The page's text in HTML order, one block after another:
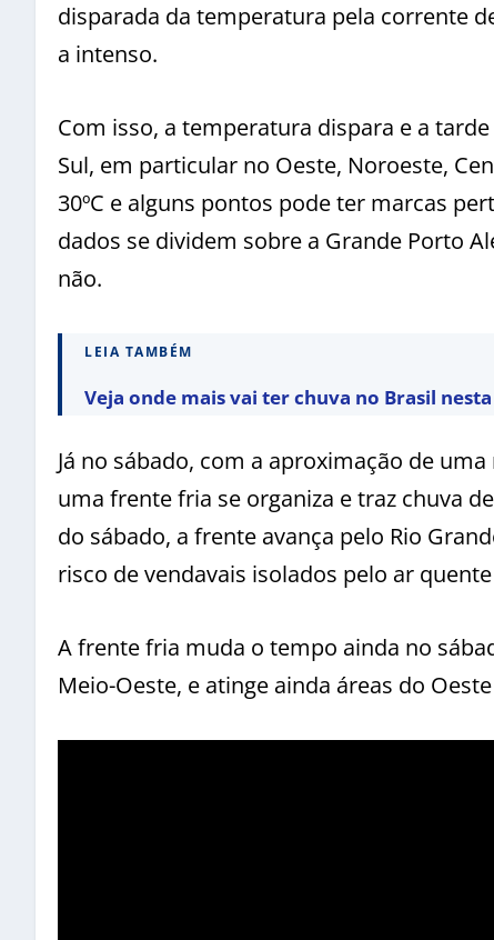
disparada da temperatura pela corrente
a intenso.
Com isso, a temperatura dispara e a
Sul, em particular no Oeste, Noroeste,
30ºC e alguns pontos pode ter marcas
dados se dividem sobre a Grande Porto
não.
LEIA TAMBÉM
Veja onde mais vai ter chuva no Brasil
Já no sábado, com a aproximação de
uma frente fria se organiza e traz chuva
do sábado, a frente avança pelo Rio
risco de vendavais isolados pelo ar
A frente fria muda o tempo ainda no
Meio-Oeste, e atinge ainda áreas do